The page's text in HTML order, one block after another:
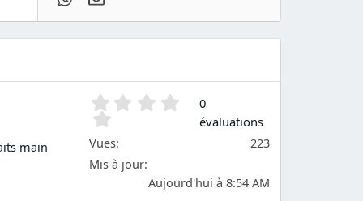
main
t
0
évaluations
Vues
223
Mis à jour
Aujourd'hui à 8:54 AM